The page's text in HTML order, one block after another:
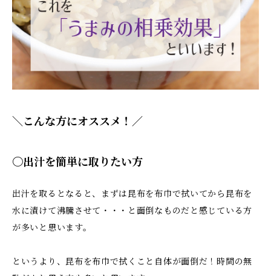
＼こんな方にオススメ！／
〇出汁を簡単に取りたい方
出汁を取るとなると、まずは昆布を布巾で拭いてから昆布を
水に漬けて沸騰させて・・・と面倒なものだと感じている方
が多いと思います。
というより、昆布を布巾で拭くこと自体が面倒だ！時間の無